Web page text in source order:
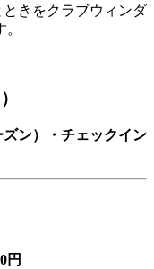
きをクラブウィンダ
ン）・チェックイン
円